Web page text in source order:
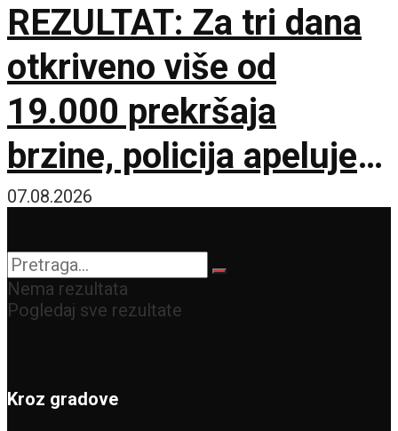
REZULTAT: Za tri dana
otkriveno više od
19.000 prekršaja
brzine, policija apeluje
na vozače pred burni
vikend
07.08.2026
Nema rezultata
Pogledaj sve rezultate
Kroz gradove